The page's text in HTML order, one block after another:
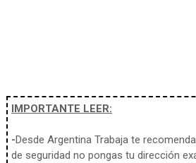
IMPORTANTE LEER:
-Desde Argentina Trabaja te
de seguridad no pongas tu dirección